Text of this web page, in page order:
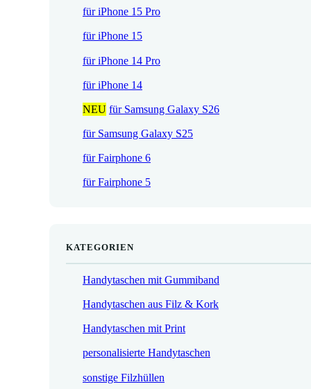
€
für iPhone 15 Pro
für iPhone 15
für iPhone 14 Pro
für iPhone 14
NEU für Samsung Galaxy S26
für Samsung Galaxy S25
für Fairphone 6
für Fairphone 5
KATEGORIEN
Handytaschen mit Gummiband
Handytaschen aus Filz & Kork
Handytaschen mit Print
personalisierte Handytaschen
sonstige Filzhüllen